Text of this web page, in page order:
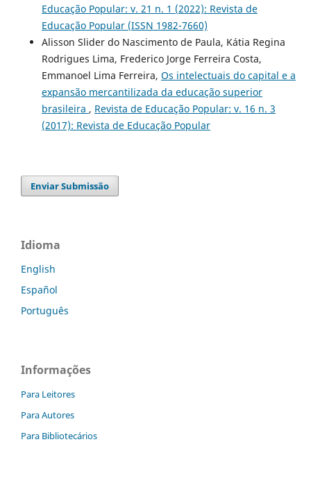
Educação Popular: v. 21 n. 1 (2022): Revista de
Educação Popular (ISSN 1982-7660)
Alisson Slider do Nascimento de Paula, Kátia Regina
Rodrigues Lima, Frederico Jorge Ferreira Costa,
Emmanoel Lima Ferreira, Os intelectuais do capital e a
expansão mercantilizada da educação superior
brasileira , Revista de Educação Popular: v. 16 n. 3
(2017): Revista de Educação Popular
Enviar Submissão
Idioma
English
Español
Português
Informações
Para Leitores
Para Autores
Para Bibliotecários